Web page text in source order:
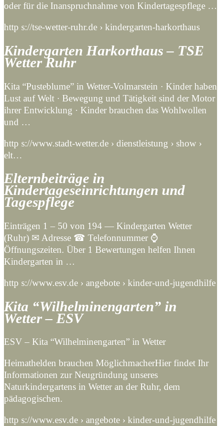
oder für die Inanspruchnahme von Kindertagespflege …
http s://tse-wetter-ruhr.de › kindergarten-harkorthaus
Kindergarten Harkorthaus – TSE
Wetter Ruhr
Kita “Pusteblume” in Wetter-Volmarstein · Kinder haben
Lust auf Welt · Bewegung und Tätigkeit sind der Motor
ihrer Entwicklung · Kinder brauchen das Wohlwollen
und …
http s://www.stadt-wetter.de › dienstleistung › show ›
elt…
Elternbeiträge in
Kindertageseinrichtungen und
Tagespflege
Einträgen 1 – 50 von 194 — Kindergarten Wetter
(Ruhr) ✉ Adresse ☎ Telefonnummer ⌚
Öffnungszeiten. Über 1 Bewertungen helfen Ihnen
Kindergarten in …
http s://www.esv.de › angebote › kinder-und-jugendhilfe
Kita “Wilhelminengarten” in
Wetter – ESV
ESV – Kita “Wilhelminengarten” in Wetter
Heimathelden brauchen MöglichmacherHier findet Ihr
Informationen zur Neugründung unseres
Naturkindergartens in Wetter an der Ruhr, dem
pädagogischen.
http s://www.esv.de › angebote › kinder-und-jugendhilfe